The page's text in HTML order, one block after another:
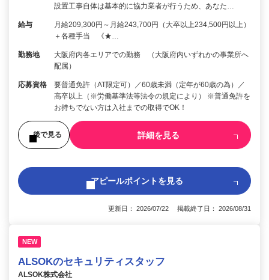
設置工事自体は基本的に協力業者が行うため、あなた…
給与
月給209,300円～月給243,700円（大卒以上234,500円以上）
＋各種手当 《★…
勤務地
大阪府内各エリアでの勤務 （大阪府内いずれかの事業所へ
配属）
応募資格
要普通免許（AT限定可）／60歳未満（定年が60歳の為）／
高卒以上（※労働基準法等法令の規定により） ※普通免許を
お持ちでない方は入社までの取得でOK！
後で見る 詳細を見る
アピールポイントを見る
更新日： 2026/07/22 掲載終了日： 2026/08/31
NEW
ALSOKのセキュリティスタッフ
ALSOK株式会社